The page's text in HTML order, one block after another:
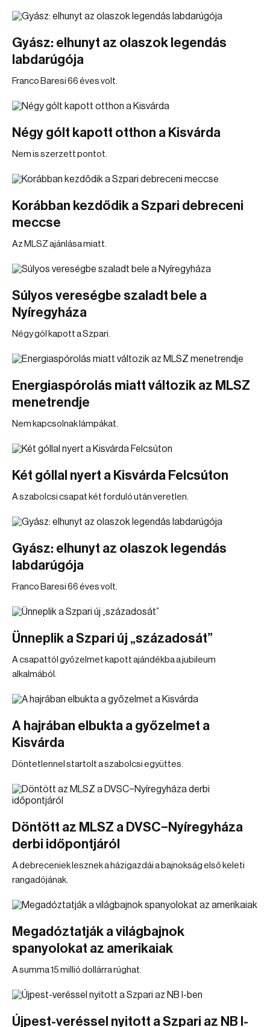
Gyász: elhunyt az olaszok legendás
labdarúgója
Franco Baresi 66 éves volt.
Négy gólt kapott otthon a Kisvárda
Nem is szerzett pontot.
Korábban kezdődik a Szpari debreceni
meccse
Az MLSZ ajánlása miatt.
Súlyos vereségbe szaladt bele a
Nyíregyháza
Négy gól kapott a Szpari.
Energiaspórolás miatt változik az MLSZ
menetrendje
Nem kapcsolnak lámpákat.
Két góllal nyert a Kisvárda Felcsúton
A szabolcsi csapat két forduló után veretlen.
Gyász: elhunyt az olaszok legendás
labdarúgója
Franco Baresi 66 éves volt.
Ünneplik a Szpari új „századosát”
A csapattól győzelmet kapott ajándékba a jubileum
alkalmából.
A hajrában elbukta a győzelmet a
Kisvárda
Döntetlennel startolt a szabolcsi együttes.
Döntött az MLSZ a DVSC–Nyíregyháza
derbi időpontjáról
A debreceniek lesznek a házigazdái a bajnokság első keleti
rangadójának.
Megadóztatják a világbajnok
spanyolokat az amerikaiak
A summa 15 millió dollárra rúghat.
Újpest-veréssel nyitott a Szpari az NB I-